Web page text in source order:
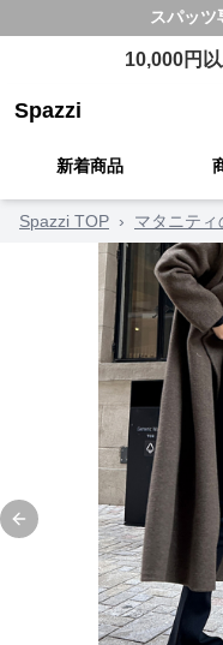
スパッツ
10,000円
Spazzi
新着商品
Spazzi TOP › マタニティ
Previous slide